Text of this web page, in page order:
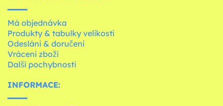
Má objednávka
Produkty & tabulky velikostí
Odeslání & doručení
Vrácení zboží
Další pochybnosti
INFORMACE: